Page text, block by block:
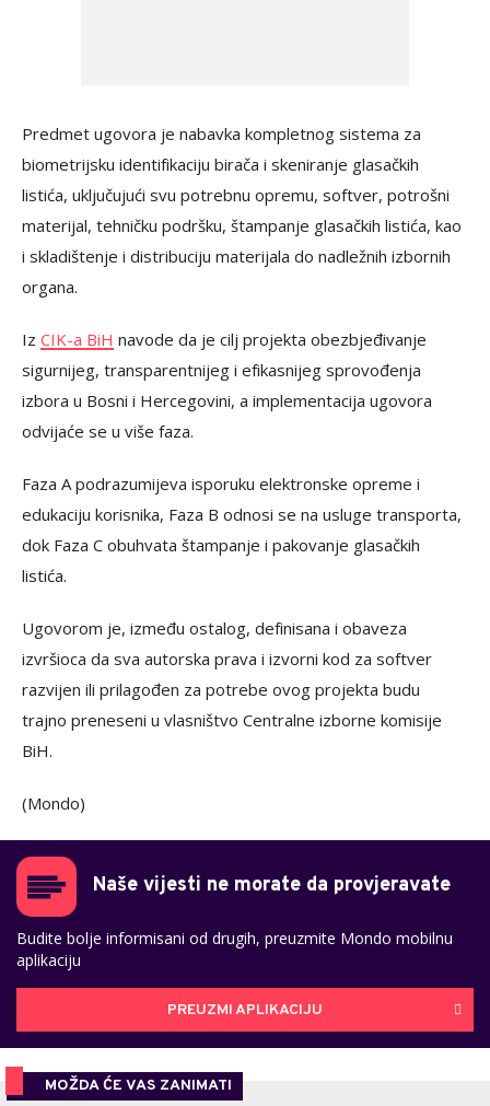
Predmet ugovora je nabavka kompletnog sistema za
biometrijsku identifikaciju birača i skeniranje glasačkih
listića, uključujući svu potrebnu opremu, softver, potrošni
materijal, tehničku podršku, štampanje glasačkih listića, kao
i skladištenje i distribuciju materijala do nadležnih izbornih
organa.
Iz CIK-a BiH navode da je cilj projekta obezbjeđivanje
sigurnijeg, transparentnijeg i efikasnijeg sprovođenja
izbora u Bosni i Hercegovini, a implementacija ugovora
odvijaće se u više faza.
Faza A podrazumijeva isporuku elektronske opreme i
edukaciju korisnika, Faza B odnosi se na usluge transporta,
dok Faza C obuhvata štampanje i pakovanje glasačkih
listića.
Ugovorom je, između ostalog, definisana i obaveza
izvršioca da sva autorska prava i izvorni kod za softver
razvijen ili prilagođen za potrebe ovog projekta budu
trajno preneseni u vlasništvo Centralne izborne komisije
BiH.
(Mondo)
Naše vijesti ne morate da provjeravate
Budite bolje informisani od drugih, preuzmite Mondo mobilnu
aplikaciju
PREUZMI APLIKACIJU
MOŽDA ĆE VAS ZANIMATI